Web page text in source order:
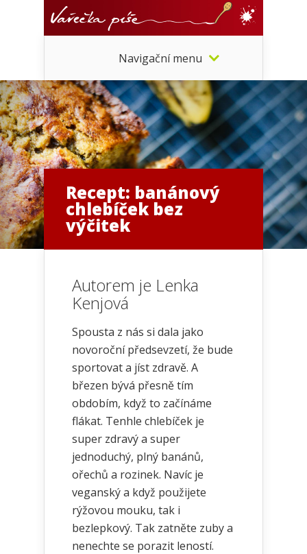
Navigační menu
Recept: banánový
chlebíček bez
výčitek
Autorem je Lenka
Kenjová
Spousta z nás si dala jako
novoroční předsevzetí, že bude
sportovat a jíst zdravě. A
březen bývá přesně tím
obdobím, když to začínáme
flákat. Tenhle chlebíček je
super zdravý a super
jednoduchý, plný banánů,
ořechů a rozinek. Navíc je
veganský a když použijete
rýžovou mouku, tak i
bezlepkový. Tak zatněte zuby a
nenechte se porazit leností.